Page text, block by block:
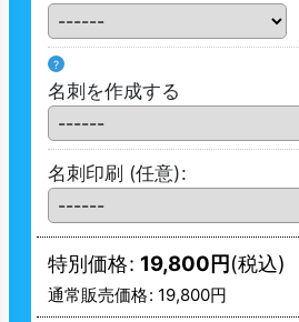
?
名刺を作成する
名刺印刷 (任意):
特別価格: 19,800円(税込)
通常販売価格: 19,800円